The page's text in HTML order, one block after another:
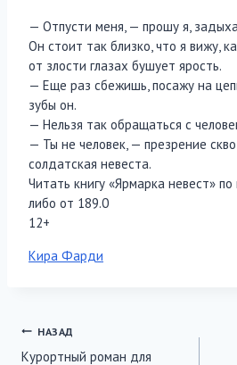
— Отпусти меня, — прошу я,
Он стоит так близко, что я вижу,
от злости глазах бушует ярость.
— Еще раз сбежишь, посажу на
зубы он.
— Нельзя так обращаться с
— Ты не человек, — презрение
солдатская невеста.
Читать книгу «Ярмарка невест»
либо от 189.0
12+
Метки
Кира Фарди
Навигация
НАЗАД
Курортный роман для